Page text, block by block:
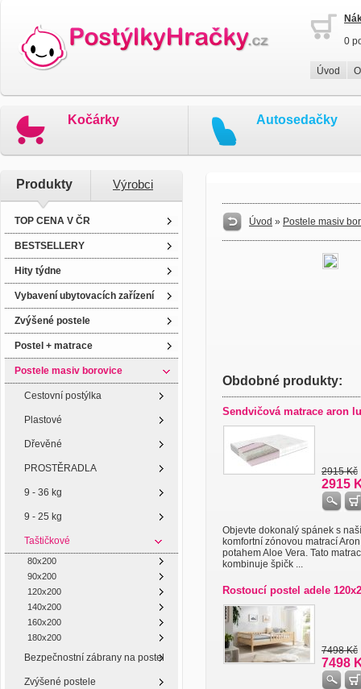
0
Úvod
Kočárky Autosedačky
Produkty Výrobci
TOP CENA V ČR
BESTSELLERY
Hity týdne
Vybavení ubytovacích zařízení
Zvýšené postele
Postel + matrace
Postele masiv borovice
Cestovní postýlka
Plastové
Dřevěné
PROSTĚRADLA
9 - 36 kg
9 - 25 kg
Taštičkové
80x200
90x200
120x200
140x200
160x200
180x200
Bezpečnostní zábrany na postel
Zvýšené postele
Úvod » Postele masiv
Obdobné produkty:
Sendvičová matrace aron
2915 Kč
2915
Objevte dokonalý spánek s naší
komfortní zónovou matrací
potahem Aloe Vera. Tato
kombinuje špičk ...
Rostoucí postel adele
7498 Kč
7498